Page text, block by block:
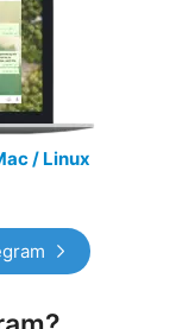
/ Linux